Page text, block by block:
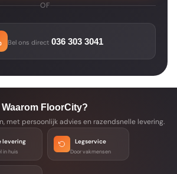
OF
Bel ons direct 036 303 3041
Waarom FloorCity?
met persoonlijk advies en razendsnelle levering.
levering
in huis
Legservice
Door vakmensen